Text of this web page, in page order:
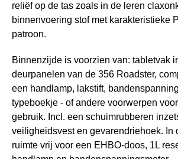
reliëf op de tas zoals in de leren
binnenvoering stof met karakteristieke
patroon.
Binnenzijde is voorzien van: tabletvak
deurpanelen van de 356 Roadster,
een handlamp, lakstift,
typeboekje - of andere voorwerpen
gebruik. Incl. een schuimrubberen
veiligheidsvest en gevarendriehoek. In
ruimte vrij voor een EHBO-doos, 1L